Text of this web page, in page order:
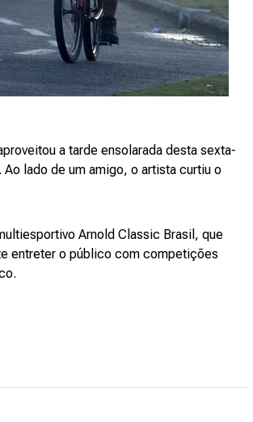
a tarde ensolarada desta sexta-
lado de um amigo, o artista curtiu o
Arnold Classic Brasil, que
entreter o público com competições